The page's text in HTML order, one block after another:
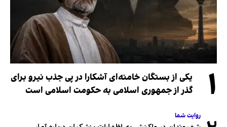
۱
یکی از بستگان خامنه‌ای آشکارا در پی جذب نیرو برای
گذر از جمهوری اسلامی به حکومت اسلامی است
روایت شما